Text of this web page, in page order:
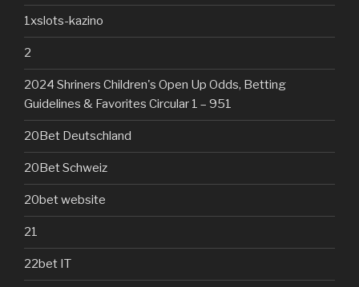
1xslots-kazino
2
2024 Shriners Children's Open Up Odds, Betting
Guidelines & Favorites Circular 1 – 951
20Bet Deutschland
20Bet Schweiz
20bet website
21
22bet IT